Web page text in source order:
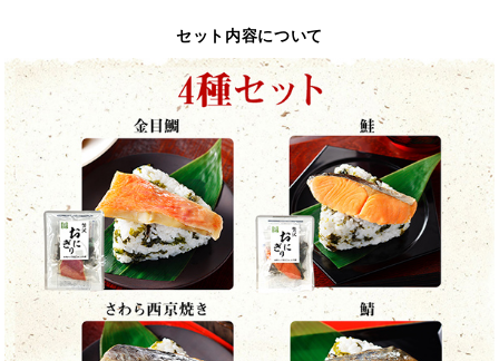
セット内容について